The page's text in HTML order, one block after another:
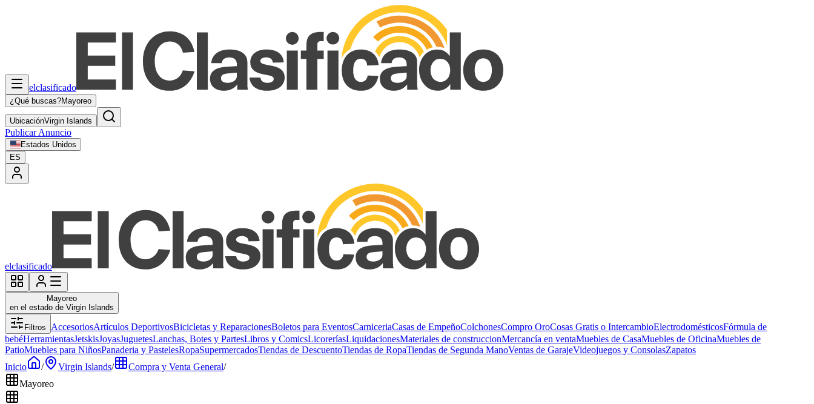
elclasificado
¿Qué buscas?Mayoreo
UbicaciónVirgin Islands
Publicar Anuncio
Estados Unidos
ES
elclasificado
Mayoreo
en el estado de Virgin Islands
Filtros AccesoriosArtículos DeportivosBicicletas y ReparacionesBoletos para EventosCarniceriaCasas de EmpeñoColchonesCompro OroCosas Gratis o IntercambioElectrodomésticosFórmula de
bebéHerramientasJetskisJoyasJuguetesLanchas, Botes y PartesLibros y ComicsLicoreríasLiquidacionesMateriales de construccionMercancía en ventaMuebles de CasaMuebles de OficinaMuebles de
PatioMuebles para NiñosPanaderia y PastelesRopaSupermercadosTiendas de DescuentoTiendas de RopaTiendas de Segunda ManoVentas de GarajeVideojuegos y ConsolasZapatos
Inicio
/ Virgin Islands/ Compra y Venta General/
Mayoreo